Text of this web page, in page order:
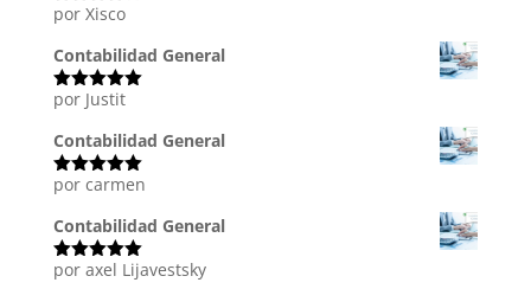
Valorado
5
por Xisco
Contabilidad General
Valorado
por Justit
Contabilidad General
Valorado
por carmen
Contabilidad General
Valorado
por axel Lijavestsky